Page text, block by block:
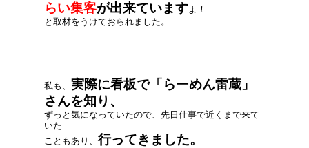
らい集客が出来ていますよ！
と取材をうけておられました。
私も、 実際に看板で「らーめん雷蔵」
さんを知り、
ずっと気になっていたので、先日仕事で近くまで来て
いた
こともあり、 行ってきました。